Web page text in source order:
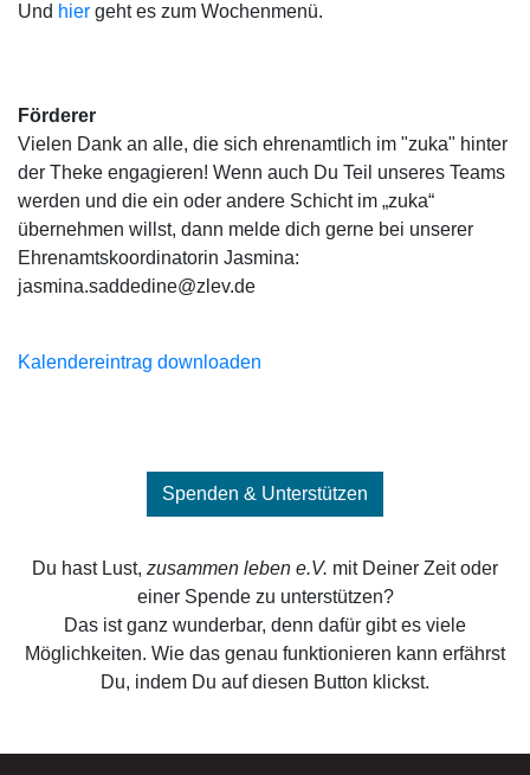
Und hier geht es zum Wochenmenü.
Förderer
Vielen Dank an alle, die sich ehrenamtlich im "zuka" hinter
der Theke engagieren! Wenn auch Du Teil unseres Teams
werden und die ein oder andere Schicht im „zuka“
übernehmen willst, dann melde dich gerne bei unserer
Ehrenamtskoordinatorin Jasmina:
jasmina.saddedine@zlev.de
Kalendereintrag downloaden
Spenden & Unterstützen
Du hast Lust, zusammen leben e.V. mit Deiner Zeit oder
einer Spende zu unterstützen?
Das ist ganz wunderbar, denn dafür gibt es viele
Möglichkeiten. Wie das genau funktionieren kann erfährst
Du, indem Du auf diesen Button klickst.